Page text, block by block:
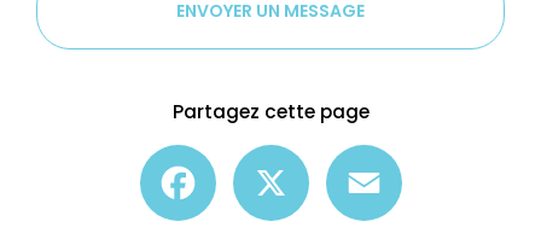
ENVOYER UN MESSAGE
Partagez cette page
Facebook